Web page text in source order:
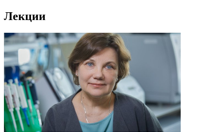
Лекции